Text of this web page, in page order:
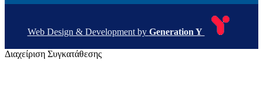
Web Design & Development by Generation Y
Διαχείριση Συγκατάθεσης